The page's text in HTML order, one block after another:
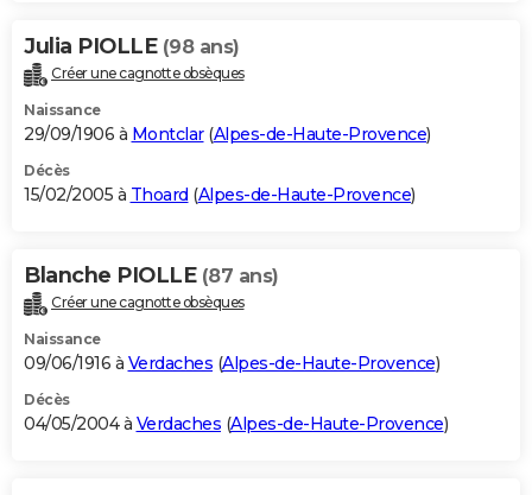
Julia PIOLLE (98 ans)
Créer une cagnotte obsèques
Naissance
29/09/1906 à Montclar(Alpes-de-Haute-Provence)
Décès
15/02/2005 à Thoard (Alpes-de-Haute-Provence)
Blanche PIOLLE (87 ans)
Créer une cagnotte obsèques
Naissance
09/06/1916 à Verdaches (Alpes-de-Haute-Provence)
Décès
04/05/2004 à Verdaches (Alpes-de-Haute-Provence)